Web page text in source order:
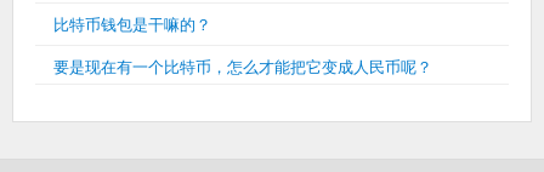
比特币钱包是干嘛的？
要是现在有一个比特币，怎么才能把它变成人民币呢？